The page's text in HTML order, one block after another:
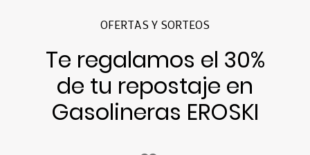
OFERTAS Y SORTEOS
Te regalamos el 30%
de tu repostaje en
Gasolineras EROSKI